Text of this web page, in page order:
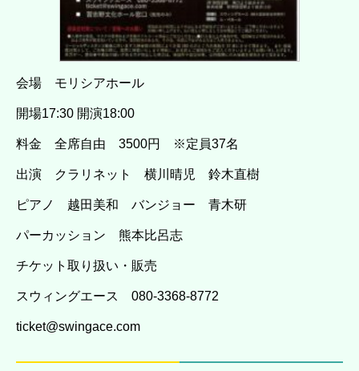
会場 モリシアホール
開場17:30 開演18:00
料金 全席自由 3500円 ※定員37名
出演 クラリネット 横川晴児 鈴木直樹
ピアノ 越田美和 バンジョー 青木研
パーカッション 熊本比呂志
チケット取り扱い・販売
スウィングエース 080-3368-8772
ticket@swingace.com